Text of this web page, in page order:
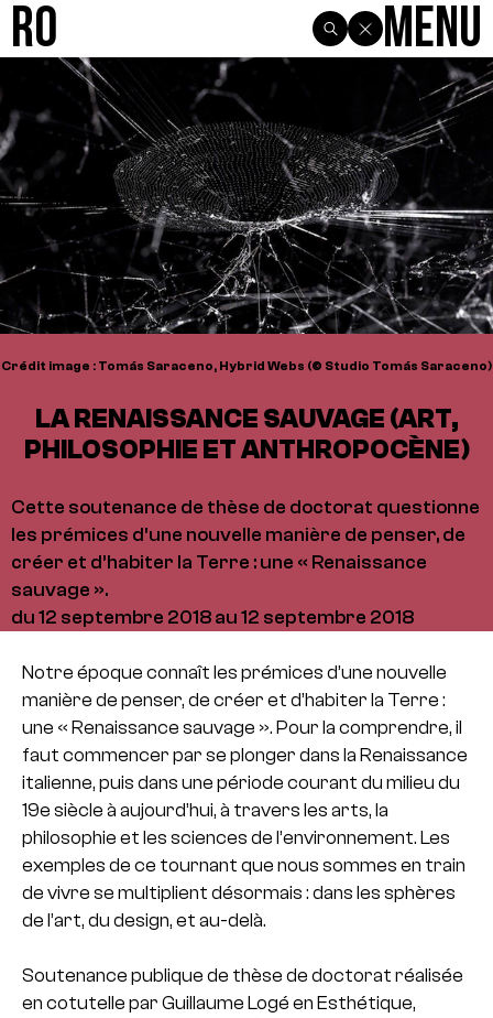
R0 Menu
Crédit image : Tomás Saraceno, Hybrid Webs (© Studio Tomás Saraceno)
LA RENAISSANCE SAUVAGE (ART,
PHILOSOPHIE ET ANTHROPOCÈNE)
Cette soutenance de thèse de doctorat questionne
les prémices d’une nouvelle manière de penser, de
créer et d’habiter la Terre : une « Renaissance
sauvage ».
du 12 septembre 2018 au 12 septembre 2018
Notre époque connaît les prémices d’une nouvelle
manière de penser, de créer et d’habiter la Terre :
une « Renaissance sauvage ». Pour la comprendre, il
faut commencer par se plonger dans la Renaissance
italienne, puis dans une période courant du milieu du
19e siècle à aujourd’hui, à travers les arts, la
philosophie et les sciences de l’environnement. Les
exemples de ce tournant que nous sommes en train
de vivre se multiplient désormais : dans les sphères
de l’art, du design, et au-delà.
Soutenance publique de thèse de doctorat réalisée
en cotutelle par Guillaume Logé en Esthétique,